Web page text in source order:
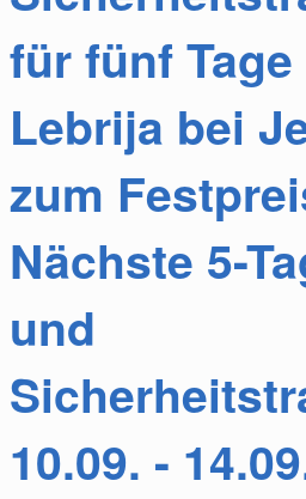
für fünf
Lebrija bei
zum
Nächste 5-
und
10.09. -